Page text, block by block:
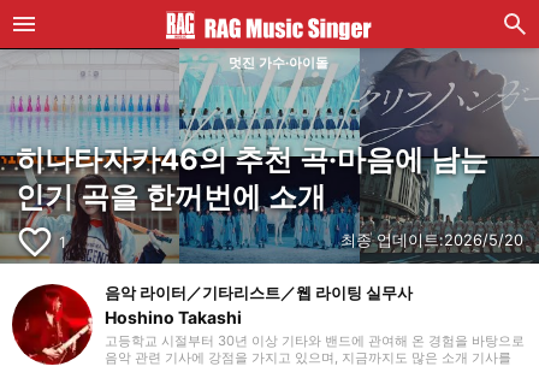
멋진 가수·아이돌
히나타자카46의 추천 곡·마음에 남는
인기 곡을 한꺼번에 소개
favorite_border 1 최종 업데이트:2026/5/20
음악 라이터／기타리스트／웹 라이팅 실무사
Hoshino Takashi
고등학교 시절부터 30년 이상 기타와 밴드에 관여해 온 경험을 바탕으로
음악 관련 기사에 강점을 가지고 있으며, 지금까지도 많은 소개 기사를